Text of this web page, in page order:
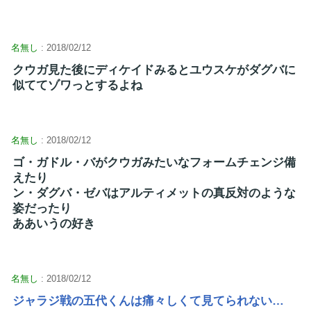
名無し : 2018/02/12
クウガ見た後にディケイドみるとユウスケがダグバに
似ててゾワっとするよね
名無し : 2018/02/12
ゴ・ガドル・バがクウガみたいなフォームチェンジ備
えたり
ン・ダグバ・ゼバはアルティメットの真反対のような
姿だったり
ああいうの好き
名無し : 2018/02/12
ジャラジ戦の五代くんは痛々しくて見てられない…